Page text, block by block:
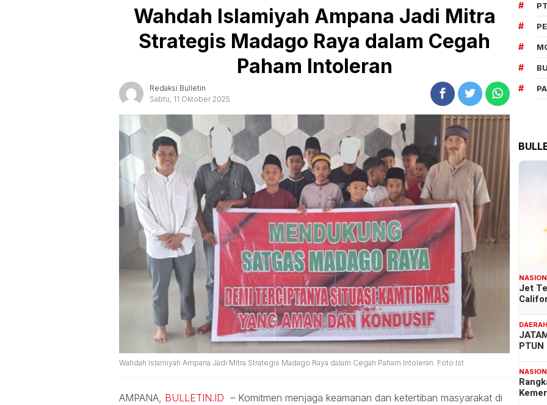
Wahdah Islamiyah Ampana Jadi Mitra
Strategis Madago Raya dalam Cegah
Paham Intoleran
Redaksi Bulletin
Sabtu, 11 Oktober 2025
Wahdah Islamiyah Ampana Jadi Mitra Strategis Madago Raya dalam Cegah Paham Intoleran. Foto:Ist
AMPANA, BULLETIN.ID – Komitmen menjaga keamanan dan ketertiban masyarakat di
Jet